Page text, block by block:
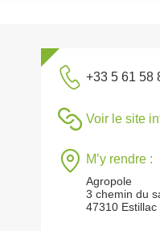
+33 5 61 58
Voir le site
M’y rendre :
Agropole
3 chemin du
47310 Estillac